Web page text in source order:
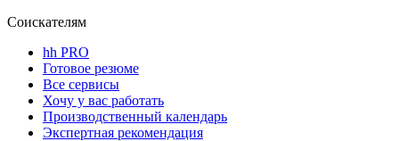
Соискателям
hh PRO
Готовое резюме
Все сервисы
Хочу у вас работать
Производственный календарь
Экспертная рекомендация